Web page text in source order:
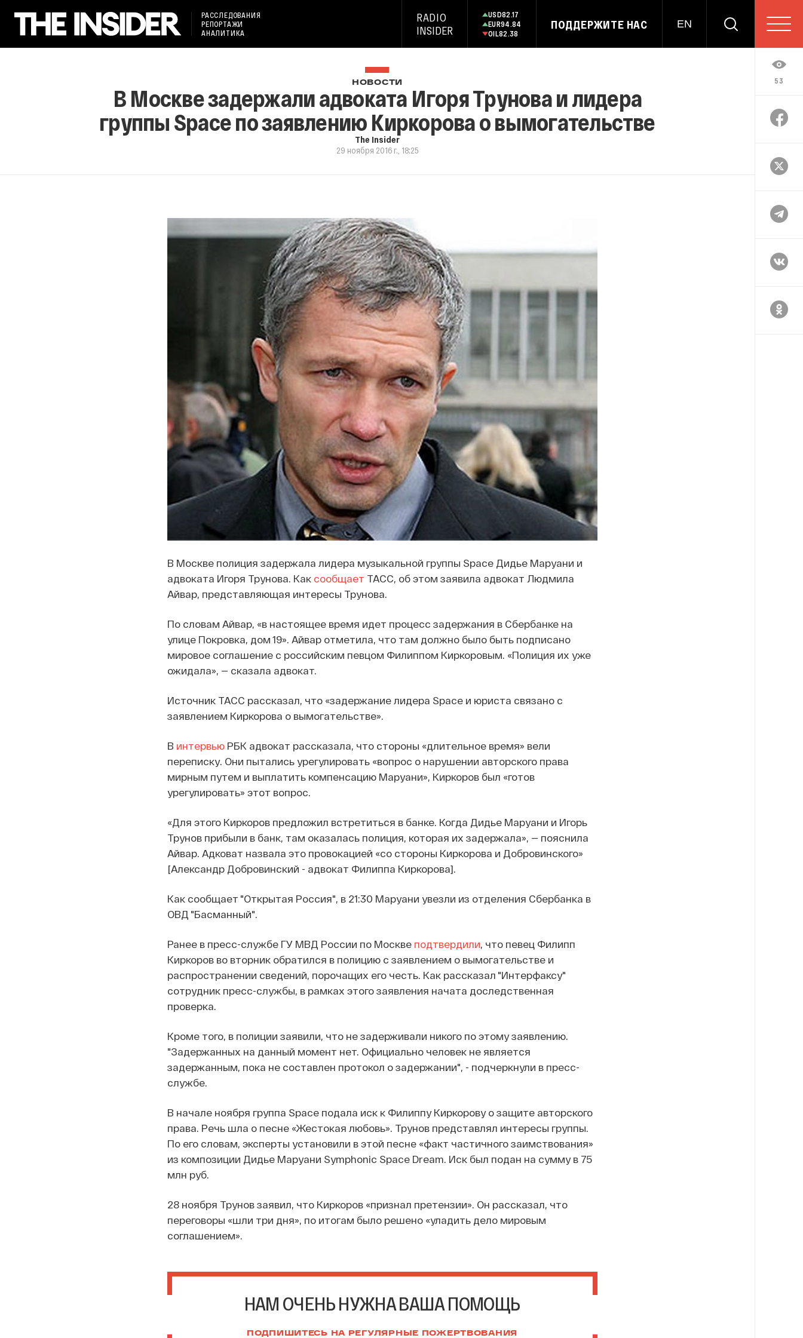
РАССЛЕДОВАНИЯ
РЕПОРТАЖИ
АНАЛИТИКА
RADIO
INSIDER
USD82.17
EUR94.84
OIL82.38
ПОДДЕРЖИТЕ НАС EN
53
НОВОСТИ
В Москве задержали адвоката Игоря Трунова и лидера
группы Space по заявлению Киркорова о вымогательстве
The Insider
29 ноября 2016 г., 18:25
В Москве полиция задержала лидера музыкальной группы Space Дидье Маруани и
адвоката Игоря Трунова. Как сообщает ТАСС, об этом заявила адвокат Людмила
Айвар, представляющая интересы Трунова.
По словам Айвар, «в настоящее время идет процесс задержания в Сбербанке на
улице Покровка, дом 19». Айвар отметила, что там должно было быть подписано
мировое соглашение с российским певцом Филиппом Киркоровым. «Полиция их уже
ожидала», — сказала адвокат.
Источник ТАСС рассказал, что «задержание лидера Space и юриста связано с
заявлением Киркорова о вымогательстве».
В интервьюРБК адвокат рассказала, что стороны «длительное время» вели
переписку. Они пытались урегулировать «вопрос о нарушении авторского права
мирным путем и выплатить компенсацию Маруани», Киркоров был «готов
урегулировать» этот вопрос.
«Для этого Киркоров предложил встретиться в банке. Когда Дидье Маруани и Игорь
Трунов прибыли в банк, там оказалась полиция, которая их задержала», — пояснила
Айвар. Адковат назвала это провокацией «со стороны Киркорова и Добровинского»
[Александр Добровинский - адвокат Филиппа Киркорова].
Как сообщает "Открытая Россия", в 21:30 Маруани увезли из отделения Сбербанка в
ОВД "Басманный".
Ранее в пресс-службе ГУ МВД России по Москве подтвердили, что певец Филипп
Киркоров во вторник обратился в полицию с заявлением о вымогательстве и
распространении сведений, порочащих его честь. Как рассказал "Интерфаксу"
сотрудник пресс-службы, в рамках этого заявления начата доследственная
проверка.
Кроме того, в полиции заявили, что не задерживали никого по этому заявлению.
"Задержанных на данный момент нет. Официально человек не является
задержанным, пока не составлен протокол о задержании", - подчеркнули в пресс-
службе.
В начале ноября группа Space подала иск к Филиппу Киркорову о защите авторского
права. Речь шла о песне «Жестокая любовь». Трунов представлял интересы группы.
По его словам, эксперты установили в этой песне «факт частичного заимствования»
из композиции Дидье Маруани Symphonic Space Dream. Иск был подан на сумму в 75
млн руб.
28 ноября Трунов заявил, что Киркоров «признал претензии». Он рассказал, что
переговоры «шли три дня», по итогам было решено «уладить дело мировым
соглашением».
НАМ ОЧЕНЬ НУЖНА ВАША ПОМОЩЬ
ПОДПИШИТЕСЬ НА РЕГУЛЯРНЫЕ ПОЖЕРТВОВАНИЯ